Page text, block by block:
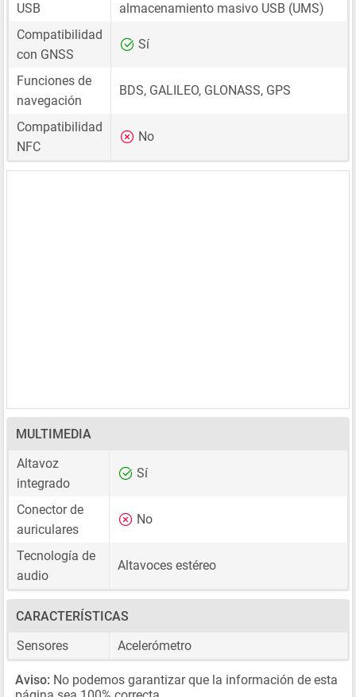
USB
almacenamiento masivo USB (UMS)
Compatibilidad
con GNSS
Sí
Funciones de
navegación
BDS, GALILEO, GLONASS, GPS
Compatibilidad
NFC
No
MULTIMEDIA
Altavoz
integrado
Sí
Conector de
auriculares
No
Tecnología de
audio
Altavoces estéreo
CARACTERÍSTICAS
Sensores
Acelerómetro
Aviso: No podemos garantizar que la información de esta